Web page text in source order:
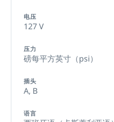
电压
127 V
压力
磅每平方英寸（psi）
插头
A, B
语言